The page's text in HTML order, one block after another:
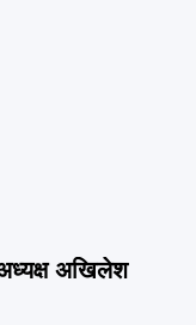
अखिलेश